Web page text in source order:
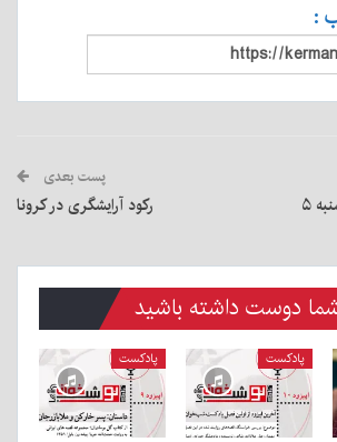
:
خبر شبانگاهی ٢۰:٢٠ ‌یکشنبه ۵
پست بعدی
رکود آرایشگری در کرونا
دوست داشته باشید
پادکست پادکست